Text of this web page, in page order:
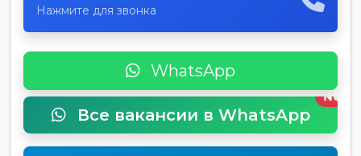
Нажмите для звонка
WhatsApp
Все вакансии в WhatsApp
New